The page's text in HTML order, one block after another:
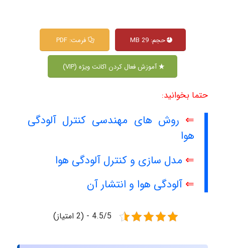
حجم: 29 MB فرمت: PDF
آموزش فعال کردن اکانت ویژه (VIP)
حتما بخوانید:
⇐ روش های مهندسی کنترل آلودگی
هوا
⇐ مدل سازی و کنترل آلودگی هوا
⇐ آلودگی هوا و انتشار آن
4.5/5 - (2 امتیاز)